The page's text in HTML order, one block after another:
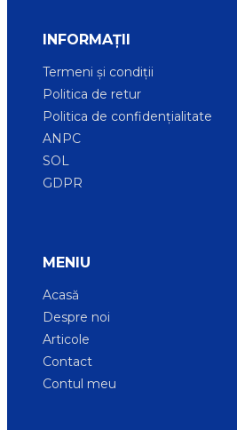
INFORMAȚII
Termeni și condiții
Politica de retur
Politica de confidențialitate
ANPC
SOL
GDPR
MENIU
Acasă
Despre noi
Articole
Contact
Contul meu